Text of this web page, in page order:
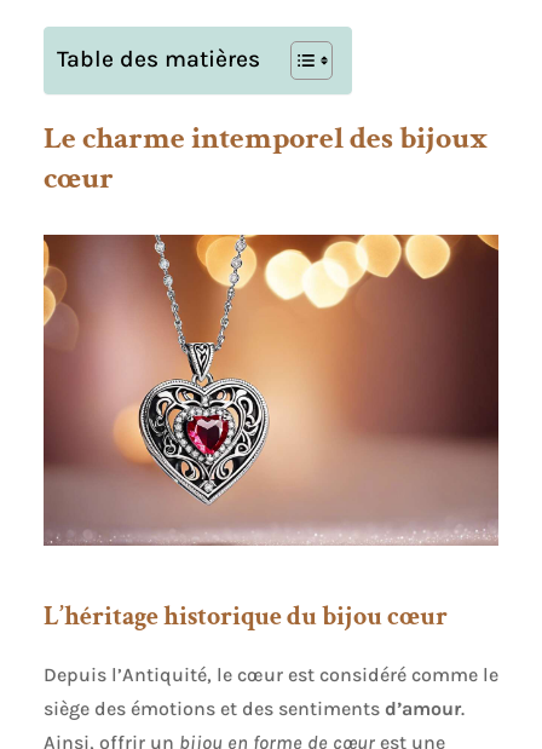
Table des matières
Le charme intemporel des bijoux
cœur
L’héritage historique du bijou cœur
Depuis l’Antiquité, le cœur est considéré comme le
siège des émotions et des sentiments d’amour.
Ainsi, offrir un bijou en forme de cœurest une